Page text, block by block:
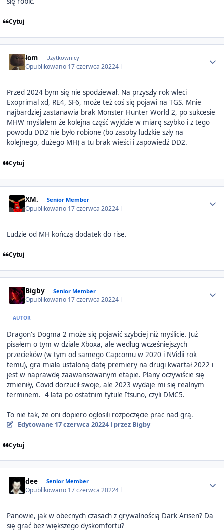
Cytuj
łom Użytkownicy
Opublikowano 17 czerwca 20224 l
Przed 2024 bym się nie spodziewał. Na przyszły rok wleci
Exoprimal xd, RE4, SF6, może też coś się pojawi na TGS. Mnie
najbardziej zastanawia brak Monster Hunter World 2, po sukcesie
MHW myślałem że kolejna część wyjdzie w miarę szybko i z tego
powodu DD2 nie było robione (bo zasoby ludzkie szły na
kolejnego, dużego MH) a tu brak wieści i zapowiedź DD2.
Cytuj
XM. Senior Member
Opublikowano 17 czerwca 20224 l
Ludzie od MH kończą dodatek do rise.
Cytuj
Bigby Senior Member
Opublikowano 17 czerwca 20224 l
AUTOR
Dragon's Dogma 2 może się pojawić szybciej niż myślicie. Już
pisałem o tym w dziale Xboxa, ale według wcześniejszych
przecieków (w tym od samego Capcomu w 2020 i NVidii rok
temu), gra miała ustaloną datę premiery na drugi kwartał 2022 i
jest w naprawdę zaawansowanym etapie. Plany oczywiście się
zmieniły, Covid dorzucił swoje, ale 2023 wydaje mi się realnym
terminem. 4 lata po ostatnim tytule Itsuno, czyli DMC5.
To nie tak, że oni dopiero ogłosili rozpoczęcie prac nad grą.
Edytowane 17 czerwca 20224 l przez Bigby
Cytuj
dee Senior Member
Opublikowano 17 czerwca 20224 l
Panowie, jak w obecnych czasach z grywalnością Dark Arisen? Da
się grać bez większego dyskomfortu?